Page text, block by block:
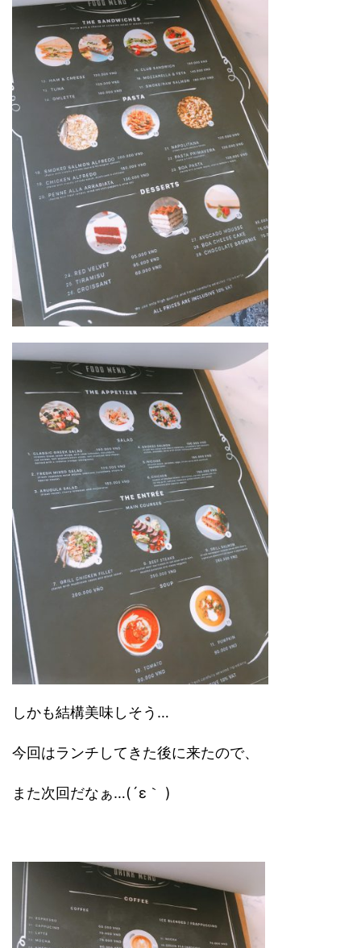
しかも結構美味しそう…
今回はランチしてきた後に来たので、
また次回だなぁ…(´ε｀ )